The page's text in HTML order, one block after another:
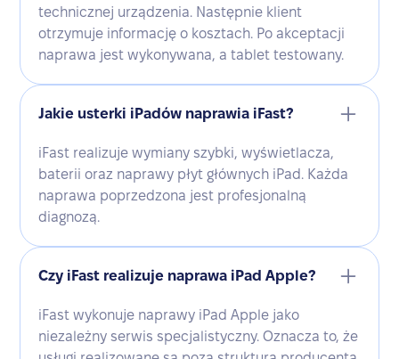
technicznej urządzenia. Następnie klient
otrzymuje informację o kosztach. Po akceptacji
naprawa jest wykonywana, a tablet testowany.
Jakie usterki iPadów naprawia iFast?
iFast realizuje wymiany szybki, wyświetlacza,
baterii oraz naprawy płyt głównych iPad. Każda
naprawa poprzedzona jest profesjonalną
diagnozą.
Czy iFast realizuje naprawa iPad Apple?
iFast wykonuje naprawy iPad Apple jako
niezależny serwis specjalistyczny. Oznacza to, że